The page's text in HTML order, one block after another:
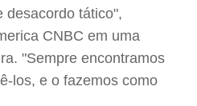
tático",
CNBC em uma
"Sempre encontramos
los, e o fazemos como